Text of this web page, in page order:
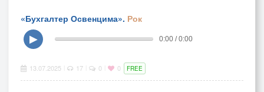
«Бухгалтер Освенцима». Рок
▶
0:00 / 0:00
13.07.2025 17 0 0 FREE